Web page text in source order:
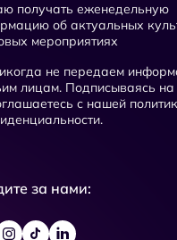
получать еженедельную
об актуальных
мероприятиях
не передаем
лицам. Подписываясь
с нашей
за нами: